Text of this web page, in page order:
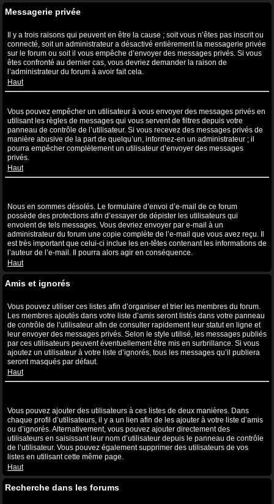
Messagerie privée
Il y a trois raisons qui peuvent en être la cause ; soit vous n’êtes pas inscrit ou
connecté, soit un administrateur a désactivé entièrement la messagerie privée
sur le forum ou soit il vous empêche d’envoyer des messages privés. Si vous
êtes confronté au dernier cas, vous devriez demander la raison de
l’administrateur du forum à avoir fait cela.
Haut
Vous pouvez empêcher un utilisateur à vous envoyer des messages privés en
utilisant les règles de messages qui vous servent de filtres depuis votre
panneau de contrôle de l’utilisateur. Si vous recevez des messages privés de
manière abusive de la part de quelqu’un, informez-en un administrateur ; il
pourra empêcher complètement un utilisateur d’envoyer des messages
privés.
Haut
Nous en sommes désolés. Le formulaire d’envoi d’e-mail de ce forum
possède des protections afin d’essayer de dépister les utilisateurs qui
envoient de tels messages. Vous devriez envoyer par e-mail à un
administrateur du forum une copie complète de l’e-mail que vous avez reçu. Il
est très important que celui-ci inclue les en-têtes contenant les informations de
l’auteur de l’e-mail. Il pourra alors agir en conséquence.
Haut
Amis et ignorés
Vous pouvez utiliser ces listes afin d’organiser et trier les membres du forum.
Les membres ajoutés dans votre liste d’amis seront listés dans votre panneau
de contrôle de l’utilisateur afin de consulter rapidement leur statut en ligne et
leur envoyer des messages privés. Selon le style utilisé, les messages publiés
par ces utilisateurs peuvent éventuellement être mis en surbrillance. Si vous
ajoutez un utilisateur à votre liste d’ignorés, tous les messages qu’il publiera
seront masqués par défaut.
Haut
Vous pouvez ajouter des utilisateurs à ces listes de deux manières. Dans
chaque profil d’utilisateurs, il y a un lien afin de les ajouter à votre liste d’amis
ou d’ignorés. Alternativement, vous pouvez ajouter directement des
utilisateurs en saisissant leur nom d’utilisateur depuis le panneau de contrôle
de l’utilisateur. Vous pouvez également supprimer des utilisateurs de vos
listes en utilisant cette même page.
Haut
Recherche dans les forums